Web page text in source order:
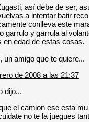
así debe de ser,
a intentar batir
conlleva este
garrulo y garrula al
en edad de estas cosas.
un amigo que te quiere...
de 2008 a las 21:37
dijo...
el camion ese esta
no te la juegues